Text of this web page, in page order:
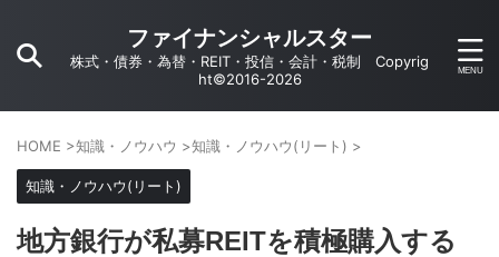
ファイナンシャルスター
株式・債券・為替・REIT・投信・会計・税制 Copyrig
ht©2016-2026
HOME >知識・ノウハウ >知識・ノウハウ(リート) >
知識・ノウハウ(リート)
地方銀行が私募REITを積極購入する